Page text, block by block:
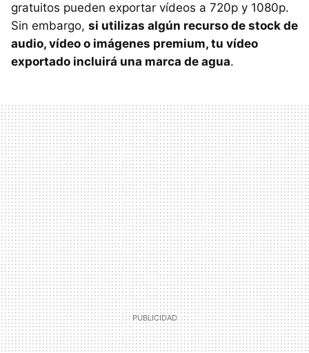
gratuitos pueden exportar vídeos a 720p y 1080p.
Sin embargo, si utilizas algún recurso de stock de
audio, vídeo o imágenes premium, tu vídeo
exportado incluirá una marca de agua.